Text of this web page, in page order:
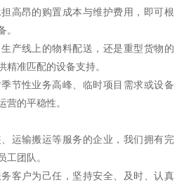
高昂的购置成本与维护费用，即可根
。
产线上的物料配送，还是重型货物的
精准匹配的设备支持。
节性业务高峰、临时项目需求或设备
营的平稳性。
运输搬运等服务的企业，我们拥有完
工团队。
客户为己任，坚持安全、及时、认真